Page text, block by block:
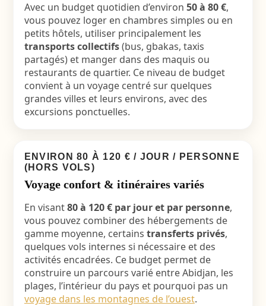
Avec un budget quotidien d’environ 50 à 80 €,
vous pouvez loger en chambres simples ou en
petits hôtels, utiliser principalement les
transports collectifs(bus, gbakas, taxis
partagés) et manger dans des maquis ou
restaurants de quartier. Ce niveau de budget
convient à un voyage centré sur quelques
grandes villes et leurs environs, avec des
excursions ponctuelles.
ENVIRON 80 À 120 € / JOUR / PERSONNE
(HORS VOLS)
Voyage confort & itinéraires variés
En visant80 à 120 € par jour et par personne,
vous pouvez combiner des hébergements de
gamme moyenne, certains transferts privés,
quelques vols internes si nécessaire et des
activités encadrées. Ce budget permet de
construire un parcours varié entre Abidjan, les
plages, l’intérieur du pays et pourquoi pas un
voyage dans les montagnes de l’ouest.